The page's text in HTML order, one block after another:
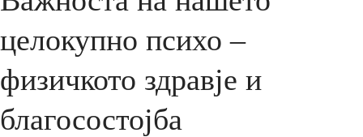
целокупно психо –
физичкото здравје и
благосостојба